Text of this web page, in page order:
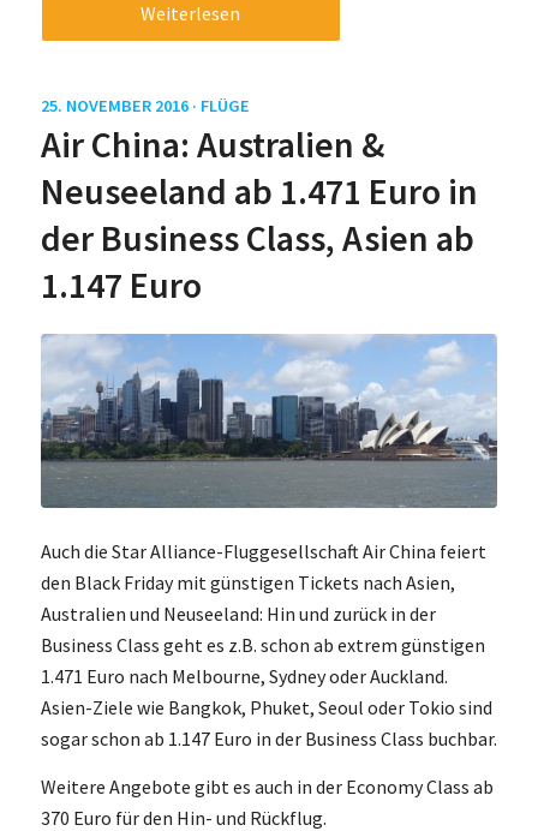
Weiterlesen
25. NOVEMBER 2016 · FLÜGE
Air China: Australien &
Neuseeland ab 1.471 Euro in
der Business Class, Asien ab
1.147 Euro
Auch die Star Alliance-Fluggesellschaft Air China feiert
den Black Friday mit günstigen Tickets nach Asien,
Australien und Neuseeland: Hin und zurück in der
Business Class geht es z.B. schon ab extrem günstigen
1.471 Euro nach Melbourne, Sydney oder Auckland.
Asien-Ziele wie Bangkok, Phuket, Seoul oder Tokio sind
sogar schon ab 1.147 Euro in der Business Class buchbar.
Weitere Angebote gibt es auch in der Economy Class ab
370 Euro für den Hin- und Rückflug.